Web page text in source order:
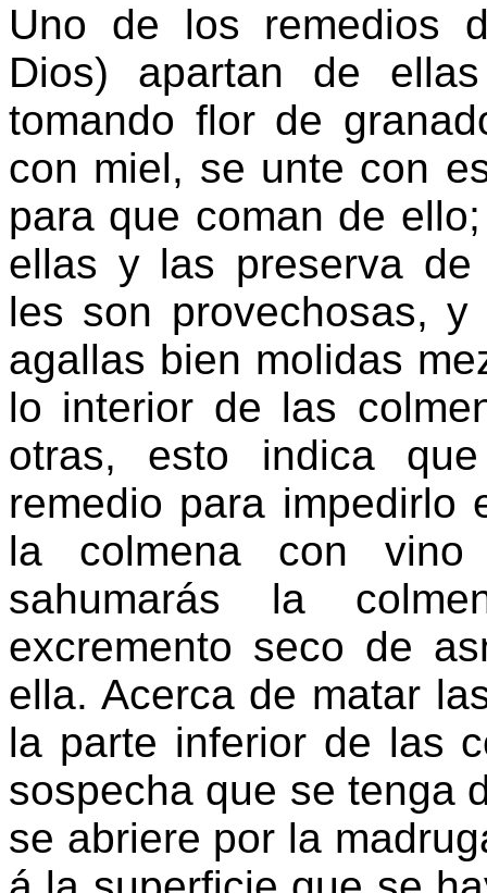
Uno de los remedios
Dios) apartan de
tomando flor de
con miel, se unte con
para que coman de
ellas y las preserva de
les son provechosas,
agallas bien molidas
lo interior de las
otras, esto indica
remedio para
la colmena con vino
sahumarás la
excremento seco de
ella. Acerca de matar
la parte inferior de las
sospecha que se tenga
se abriere por la